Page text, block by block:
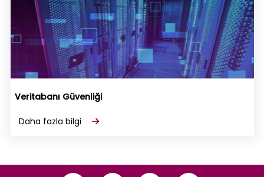
Veritabanı Güvenliği
Daha fazla bilgi